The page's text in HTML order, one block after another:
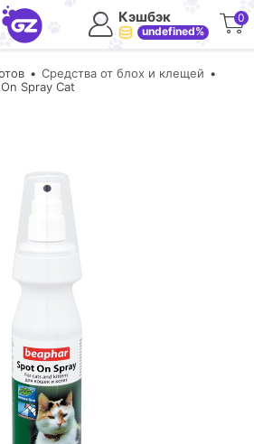
Кэшбэк
undefined%
0
Средства от блох и клещей
Spray Cat